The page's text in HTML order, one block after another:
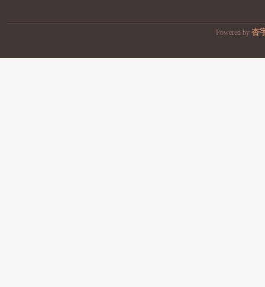
Powered by 杏